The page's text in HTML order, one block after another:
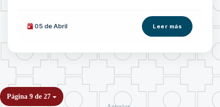
05 de Abril Leer más
Página 9 de 27